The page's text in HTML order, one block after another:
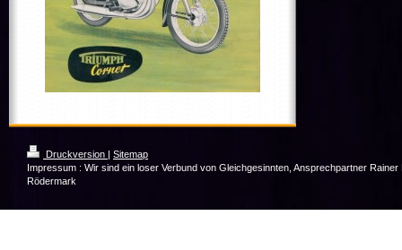
Druckversion | Sitemap
Impressum : Wir sind ein loser Verbund von Gleichgesinnten, Ansprechpartner Rainer
Rödermark